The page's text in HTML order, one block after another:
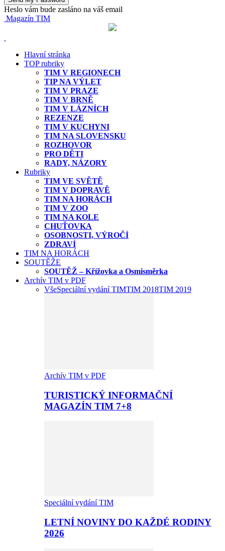
Heslo vám bude zasláno na váš email
Magazín TIM
Hlavní stránka
TOP rubriky
TIM V REGIONECH
TIP NA VÝLET
TIM V PRAZE
TIM V BRNĚ
TIM V LÁZNÍCH
REZENZE
TIM V KUCHYNI
TIM NA SLOVENSKU
ROZHOVOR
PRO DĚTI
RADY, NÁZORY
Rubriky
TIM VE SVĚTĚ
TIM V DOPRAVĚ
TIM NA HORÁCH
TIM V ZOO
TIM NA KOLE
CHUŤOVKA
OSOBNOSTI, VÝROČÍ
ZDRAVÍ
TIM NA HORÁCH
SOUTĚŽE
SOUTĚŽ – Křížovka a Osmisměrka
Archív TIM v PDF
VšeSpeciální vydání TIMTIM 2018TIM 2019
Archív TIM v PDF
TURISTICKÝ INFORMAČNÍ
MAGAZÍN TIM 7+8
Speciální vydání TIM
LETNÍ NOVINY DO KAŽDÉ RODINY
2026